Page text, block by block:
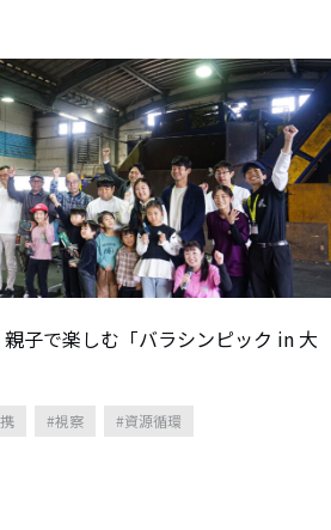
子で楽しむ「バラシンピック in 大
視察 資源循環